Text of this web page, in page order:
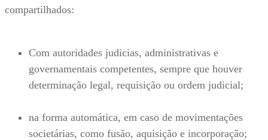
compartilhados:
Com autoridades judicias, administrativas e
governamentais competentes, sempre que houver
determinação legal, requisição ou ordem judicial;
na forma automática, em caso de movimentações
societárias, como fusão, aquisição e incorporação;